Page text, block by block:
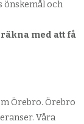
önskemål och
med att få
Örebro. Örebro
Våra